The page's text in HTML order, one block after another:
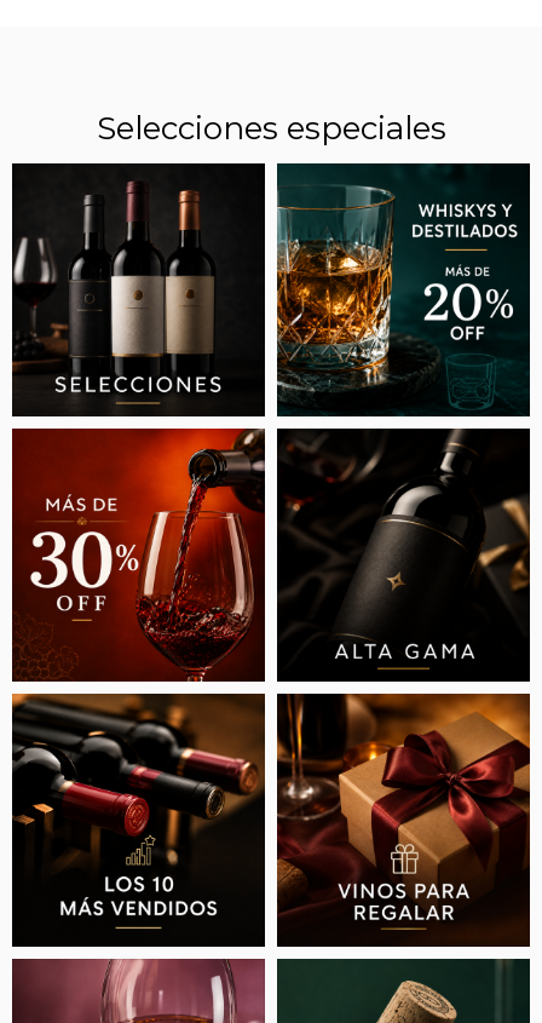
“VINOS ESPECIALES”: LA REVANCHA DE UNA
CEPA BLANCA QUE FUE OLVIDADA EN LA
ARGENTINA Y HOY JUEGA EN LA ALTA GAMA
Selecciones especiales